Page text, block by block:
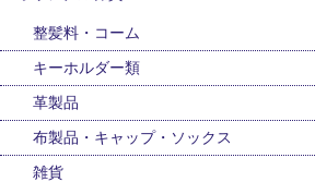
整髪料・コーム
キーホルダー類
革製品
布製品・キャップ・ソックス
雑貨